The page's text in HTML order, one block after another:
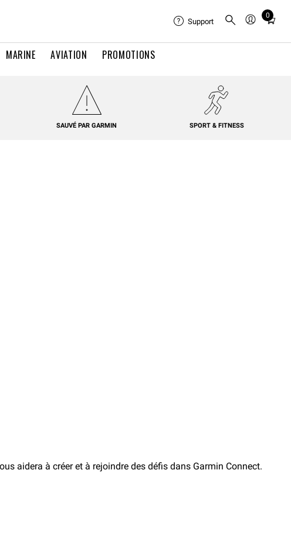
MARINE AVIATION PROMOTIONS
Support
0
Total
in
SAUVÉ PAR GARMIN SPORT & FITNESS
aidera à créer et à rejoindre des défis dans Garmin Connect.